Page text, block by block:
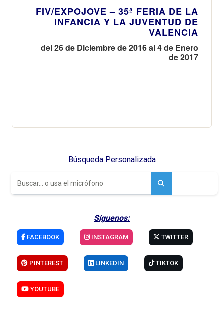
FIV/EXPOJOVE – 35ª FERIA DE LA
INFANCIA Y LA JUVENTUD DE
VALENCIA
del 26 de Diciembre de 2016 al 4 de Enero
de 2017
Búsqueda Personalizada
Síguenos:
FACEBOOK INSTAGRAM TWITTER
PINTEREST LINKEDIN TIKTOK
YOUTUBE